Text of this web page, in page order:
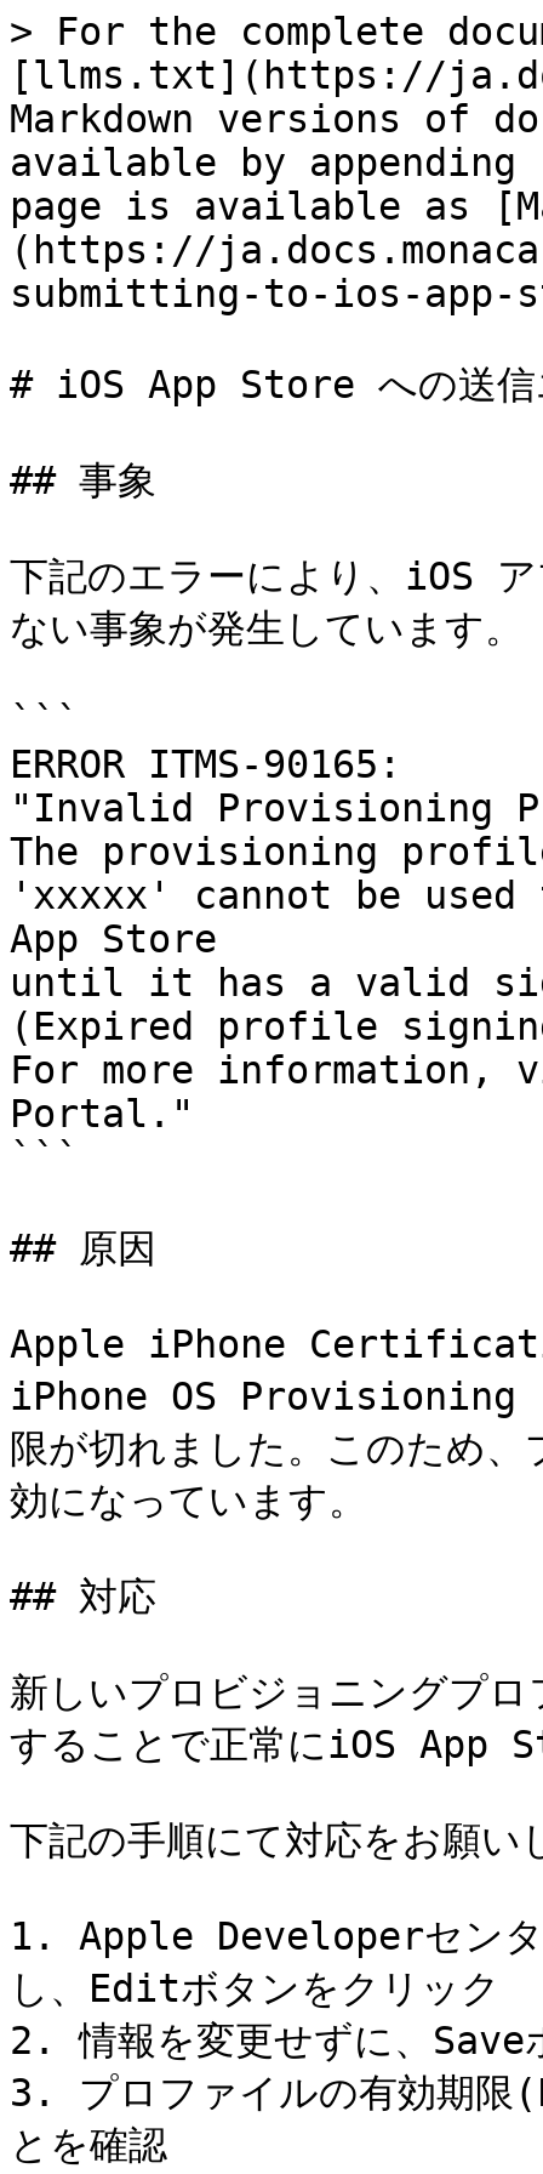
> For the complete
[llms.txt](https://
Markdown versions of
available by
page is available as
(https://
submitting-to-ios-app-
# iOS App Store への送
## 事象
下記のエラーにより、iOS
ない事象が発生しています。
```
ERROR ITMS-90165:
"Invalid Provisioning
The provisioning
'xxxxx' cannot be
App Store
until it has a valid
(Expired profile
For more information,
Portal."
```
## 原因
Apple iPhone
iPhone OS Provisioning
限が切れました。このため
効になっています。
## 対応
新しいプロビジョニングプ
することで正常にiOS App
下記の手順にて対応をお願い
1. Apple Developerセンタ
し、Editボタンをクリック
2. 情報を変更せずに、Save
3. プロファイルの有効期限
とを確認